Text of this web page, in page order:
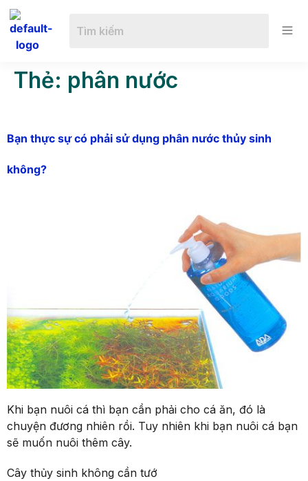
Thẻ: phân nước
Bạn thực sự có phải sử dụng phân nước thủy sinh
không?
Khi bạn nuôi cá thì bạn cần phải cho cá ăn, đó là
chuyện đương nhiên rồi. Tuy nhiên khi bạn nuôi cá bạn
sẽ muốn nuôi thêm cây.
Cây thủy sinh không cần tướ